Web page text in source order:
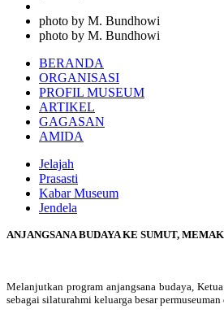
photo by M. Bundhowi
photo by M. Bundhowi
BERANDA
ORGANISASI
PROFIL MUSEUM
ARTIKEL
GAGASAN
AMIDA
Jelajah
Prasasti
Kabar Museum
Jendela
ANJANGSANA BUDAYA KE SUMUT,
Melanjutkan program anjangsana budaya,
sebagai silaturahmi keluarga besar